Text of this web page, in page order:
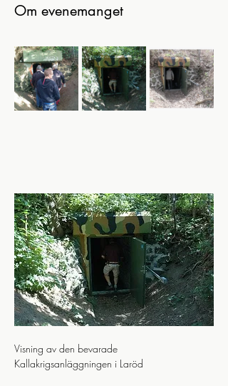
Om evenemanget
Visning av den bevarade
Kallakrigsanläggningen i Laröd